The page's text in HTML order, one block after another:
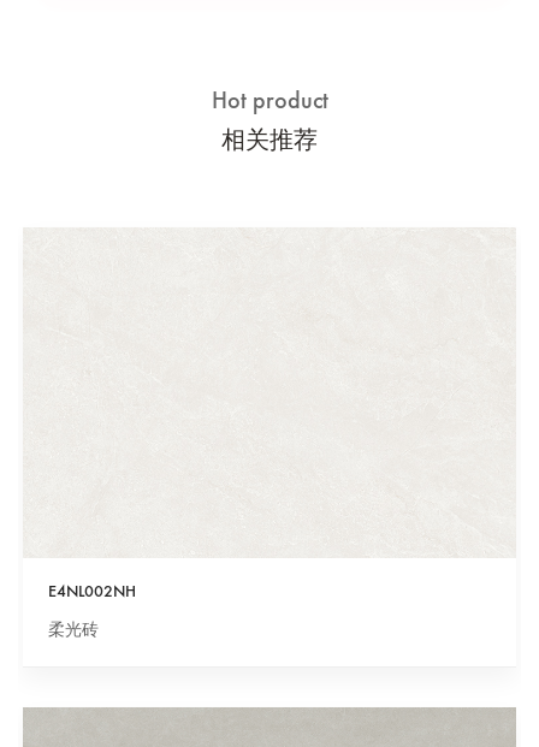
Hot product
相关推荐
E4NL002NH
柔光砖